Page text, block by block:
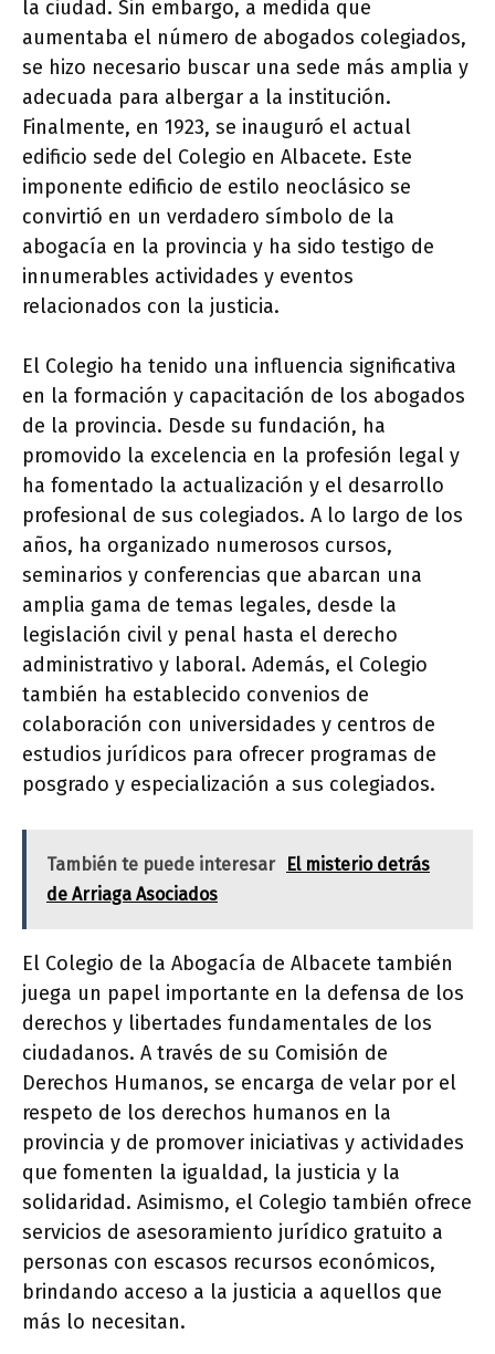
la ciudad. Sin embargo, a medida que
aumentaba el número de abogados colegiados,
se hizo necesario buscar una sede más amplia y
adecuada para albergar a la institución.
Finalmente, en 1923, se inauguró el actual
edificio sede del Colegio en Albacete. Este
imponente edificio de estilo neoclásico se
convirtió en un verdadero símbolo de la
abogacía en la provincia y ha sido testigo de
innumerables actividades y eventos
relacionados con la justicia.
El Colegio ha tenido una influencia significativa
en la formación y capacitación de los abogados
de la provincia. Desde su fundación, ha
promovido la excelencia en la profesión legal y
ha fomentado la actualización y el desarrollo
profesional de sus colegiados. A lo largo de los
años, ha organizado numerosos cursos,
seminarios y conferencias que abarcan una
amplia gama de temas legales, desde la
legislación civil y penal hasta el derecho
administrativo y laboral. Además, el Colegio
también ha establecido convenios de
colaboración con universidades y centros de
estudios jurídicos para ofrecer programas de
posgrado y especialización a sus colegiados.
También te puede interesar
El misterio detrás
de Arriaga Asociados
El Colegio de la Abogacía de Albacete también
juega un papel importante en la defensa de los
derechos y libertades fundamentales de los
ciudadanos. A través de su Comisión de
Derechos Humanos, se encarga de velar por el
respeto de los derechos humanos en la
provincia y de promover iniciativas y actividades
que fomenten la igualdad, la justicia y la
solidaridad. Asimismo, el Colegio también ofrece
servicios de asesoramiento jurídico gratuito a
personas con escasos recursos económicos,
brindando acceso a la justicia a aquellos que
más lo necesitan.